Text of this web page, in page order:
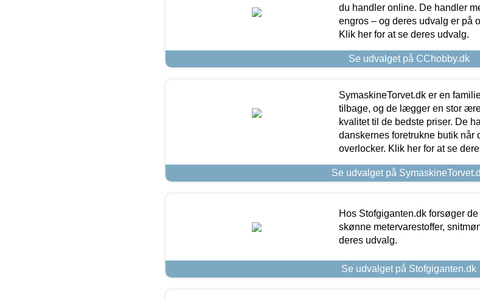
du handler online. De handler
engros – og deres udvalg er på
Klik her for at se deres udvalg.
Se udvalget på CChobby.dk
SymaskineTorvet.dk er en
tilbage, og de lægger en stor
kvalitet til de bedste priser. De
danskernes foretrukne butik når
overlocker. Klik her for at se
Se udvalget på
Hos Stofgiganten.dk forsøger
skønne metervarestoffer,
deres udvalg.
Se udvalget på Stofgiganten.dk